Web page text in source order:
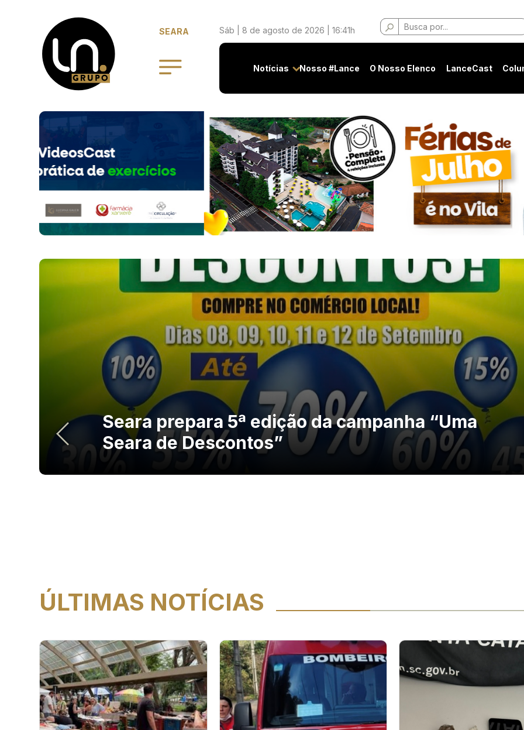
SEARA Sáb | 8 de agosto de 2026 | 16:41h
Buscar
por:
Notícias Nosso #Lance O Nosso Elenco LanceCast
Seara prepara 5ª edição da campanha “Uma
Seara de Descontos”
ÚLTIMAS NOTÍCIAS